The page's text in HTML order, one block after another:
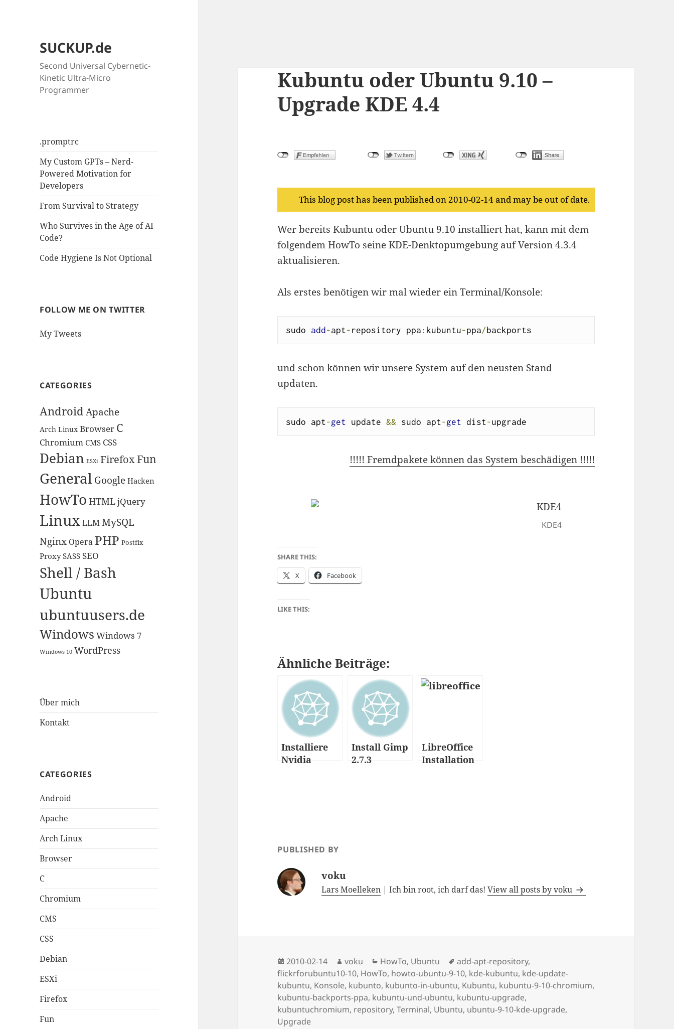
SUCKUP.de
Second Universal Cybernetic-
Kinetic Ultra-Micro
Programmer
.promptrc
My Custom GPTs – Nerd-
Powered Motivation for
Developers
From Survival to Strategy
Who Survives in the Age of AI
Code?
Code Hygiene Is Not Optional
FOLLOW ME ON TWITTER
My Tweets
CATEGORIES
AndroidApache
Arch Linux Browser C
Chromium CMS CSS
Debian ESXi FirefoxFun
GeneralGoogle Hacken
HowTo HTMLjQuery
LinuxLLMMySQL
Nginx Opera PHP Postfix
Proxy SASS SEO
Shell / Bash
Ubuntu
ubuntuusers.de
Windows Windows 7
Windows 10 WordPress
Über mich
Kontakt
CATEGORIES
Android
Apache
Arch Linux
Browser
C
Chromium
CMS
CSS
Debian
ESXi
Firefox
Fun
Kubuntu oder Ubuntu 9.10 –
Upgrade KDE 4.4
This blog post has been published on 2010-02-14 and may be out of date.
Wer bereits Kubuntu oder Ubuntu 9.10 installiert hat, kann mit dem
folgendem HowTo seine KDE-Denktopumgebung auf Version 4.3.4
aktualisieren.
Als erstes benötigen wir mal wieder ein Terminal/Konsole:
sudo add -apt- repository ppa : kubuntu-ppa/backports
und schon können wir unsere System auf den neusten Stand
updaten.
sudo apt-get update && sudo apt-get dist-upgrade
!!!!! Fremdpakete können das System beschädigen !!!!!
KDE4
SHARE THIS:
X Facebook
LIKE THIS:
Ähnliche Beiträge:
Installiere
Nvidia
Install Gimp
2.7.3
LibreOffice
Installation
PUBLISHED BY
voku
Lars Moelleken | Ich bin root, ich darf das!View all posts by voku
Posted
on
2010-02-14 Author
voku Categories
HowTo, Ubuntu Tags
add-apt-repository,
flickrforubuntu10-10, HowTo, howto-ubuntu-9-10, kde-kubuntu, kde-update-
kubuntu, Konsole, kubunto, kubunto-in-ubuntu, Kubuntu, kubuntu-9-10-chromium,
kubuntu-backports-ppa, kubuntu-und-ubuntu, kubuntu-upgrade,
kubuntuchromium, repository,Terminal, Ubuntu, ubuntu-9-10-kde-upgrade,
Upgrade